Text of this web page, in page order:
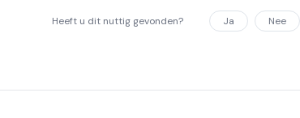
Heeft u dit nuttig gevonden? Ja Nee